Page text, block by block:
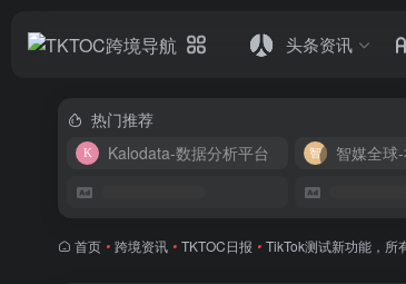
头条资讯
热门推荐
Kalodata-数据分析平台
智媒全球
首页 • 跨境资讯 • TKTOC日报 • TikTok测试新功能，所